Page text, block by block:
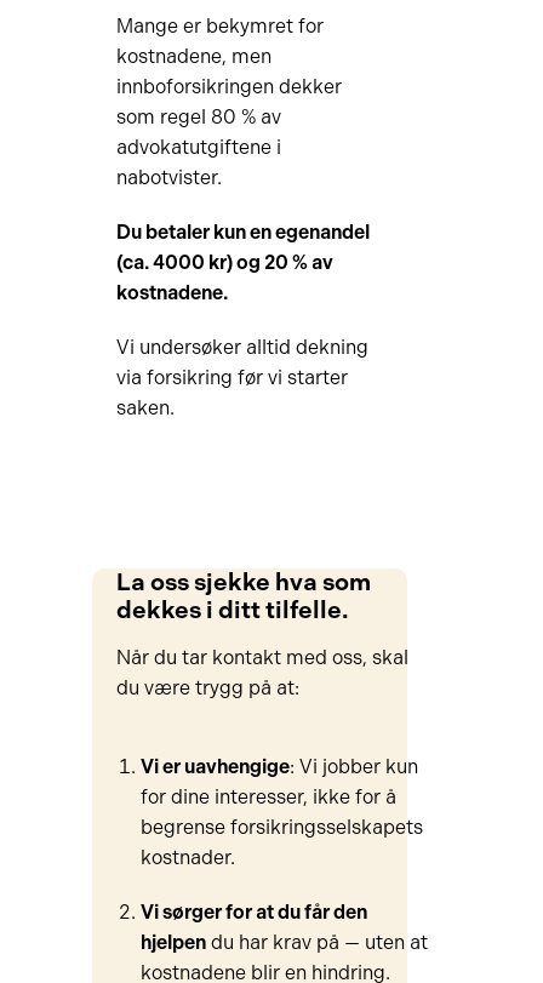
Mange er bekymret for
kostnadene, men
innboforsikringen dekker
som regel 80 % av
advokatutgiftene i
nabotvister.
Du betaler kun en egenandel
(ca. 4000 kr) og 20 % av
kostnadene.
Vi undersøker alltid dekning
via forsikring før vi starter
saken.
La oss sjekke hva som
dekkes i ditt tilfelle.
Når du tar kontakt med oss, skal
du være trygg på at:
Vi er uavhengige: Vi jobber kun
for dine interesser, ikke for å
begrense forsikringsselskapets
kostnader.
Vi sørger for at du får den
hjelpendu har krav på — uten at
kostnadene blir en hindring.